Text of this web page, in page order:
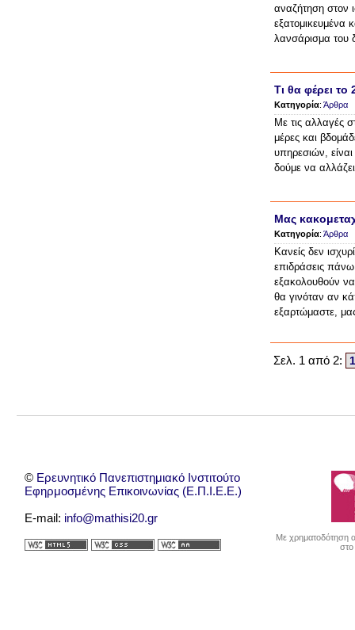
αναζήτηση στον
εξατομικευμένα
λανσάρισμα του
Τι θα φέρει
Κατηγορία: Άρθρα
Με τις αλλαγές
μέρες και
υπηρεσιών,
δούμε να
Μας
Κατηγορία: Άρθρα
Κανείς δεν
επιδράσεις
εξακολουθούν να
θα γινόταν αν
εξαρτώμαστε,
Σελ. 1 από 2:
© Ερευνητικό Πανεπιστημιακό Ινστιτούτο
Εφηρμοσμένης Επικοινωνίας (Ε.Π.Ι.Ε.Ε.)
E-mail: info@mathisi20.gr
Με χρηματοδότηση